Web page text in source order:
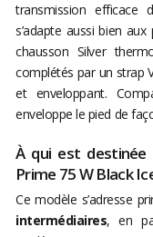
transmission efficace
s’adapte aussi bien
chausson Silver
complétés par un strap
et enveloppant.
enveloppe le pied de
À qui est destinée
Prime 75 W Black
Ce modèle s’adresse
intermédiaires, en